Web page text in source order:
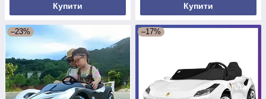
Купити Купити
–23% –17%